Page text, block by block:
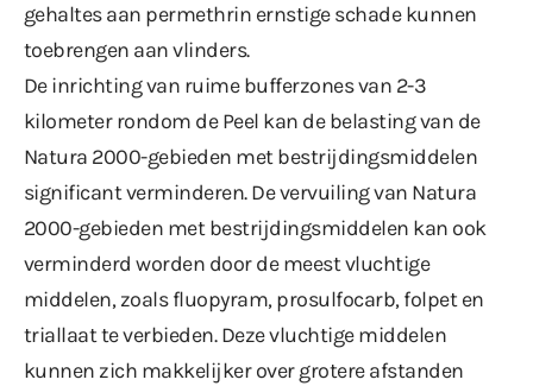
gehaltes aan permethrin ernstige schade kunnen
toebrengen aan vlinders.
De inrichting van ruime bufferzones van 2-3
kilometer rondom de Peel kan de belasting van de
Natura 2000-gebieden met bestrijdingsmiddelen
significant verminderen. De vervuiling van Natura
2000-gebieden met bestrijdingsmiddelen kan ook
verminderd worden door de meest vluchtige
middelen, zoals fluopyram, prosulfocarb, folpet en
triallaat te verbieden. Deze vluchtige middelen
kunnen zich makkelijker over grotere afstanden